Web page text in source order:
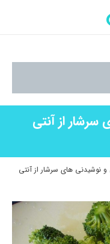
از آنتی
و نوشیدنی های سرشار از آنتی